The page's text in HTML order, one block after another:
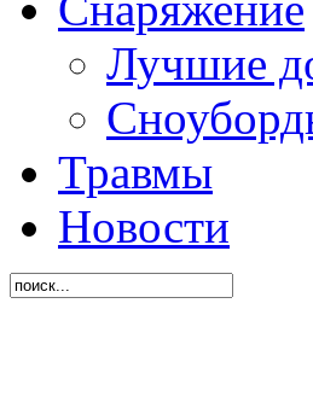
Лучшие
Травмы
Новости